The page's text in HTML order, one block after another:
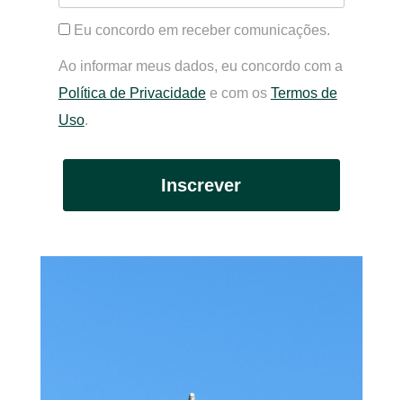
Eu concordo em receber comunicações.
Ao informar meus dados, eu concordo com a
Política de Privacidadee com os Termos de
Uso.
Inscrever